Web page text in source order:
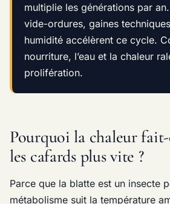
multiplie les générations par
vide-ordures, gaines
humidité accélèrent ce cycle.
nourriture, l’eau et la chaleur
prolifération.
Pourquoi la chaleur
les cafards plus vite ?
Parce que la blatte est un insecte
métabolisme suit la température